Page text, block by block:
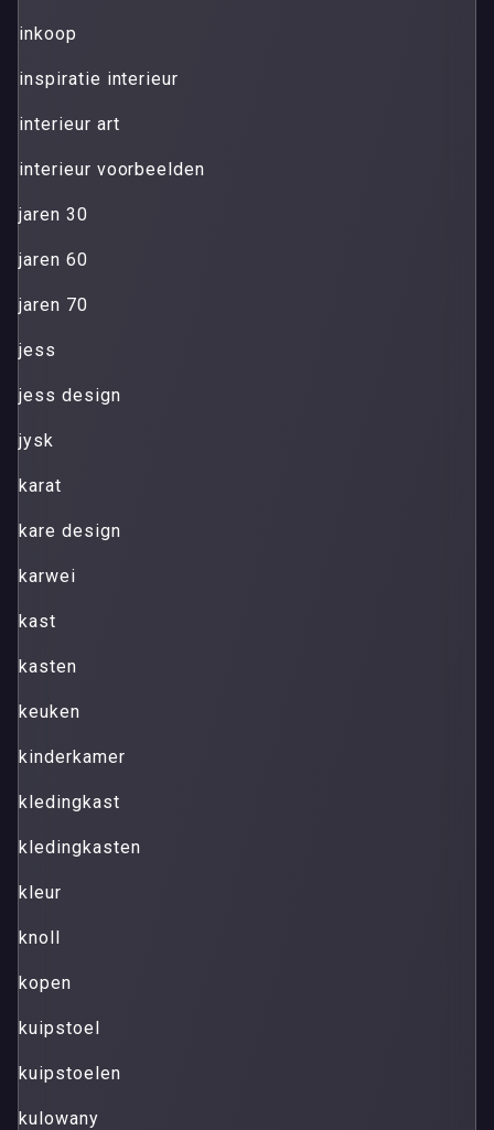
inkoop
inspiratie interieur
interieur art
interieur voorbeelden
jaren 30
jaren 60
jaren 70
jess
jess design
jysk
karat
kare design
karwei
kast
kasten
keuken
kinderkamer
kledingkast
kledingkasten
kleur
knoll
kopen
kuipstoel
kuipstoelen
kulowany